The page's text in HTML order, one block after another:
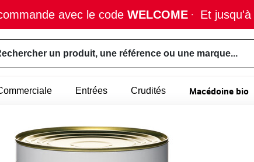
avec le code WELCOME · Et jusqu'à
un produit, une référence ou une marque...
Entrées Crudités Macédoine bio